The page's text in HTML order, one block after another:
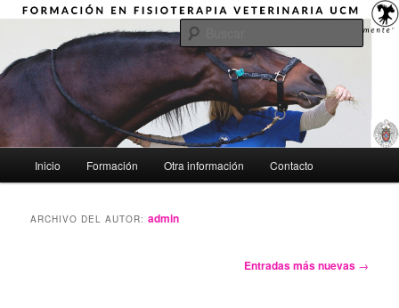
contenido
principal
contenido
secundarioFormación en Fisioterapia
Veterinaria UCM
"Aprender a mirar globalmente"
Buscar
principal
Inicio Formación Otra información Contacto
ARCHIVO DEL AUTOR:admin
Entradas más nuevas →